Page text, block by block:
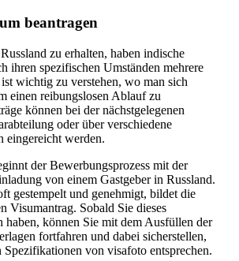
beantragen
zu erhalten, haben indische
ihren spezifischen Umständen mehrere
wichtig zu verstehen, wo man sich
einen reibungslosen Ablauf zu
können bei der nächstgelegenen
oder über verschiedene
eingereicht werden.
der Bewerbungsprozess mit der
von einem Gastgeber in Russland.
gestempelt und genehmigt, bildet die
Visumantrag. Sobald Sie dieses
haben, können Sie mit dem Ausfüllen der
fortfahren und dabei sicherstellen,
Spezifikationen von visafoto entsprechen.